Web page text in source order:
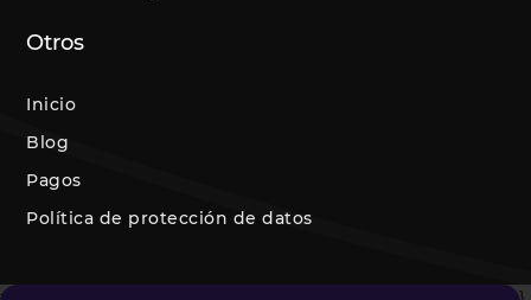
Otros
Inicio
Blog
Pagos
Política de protección de datos